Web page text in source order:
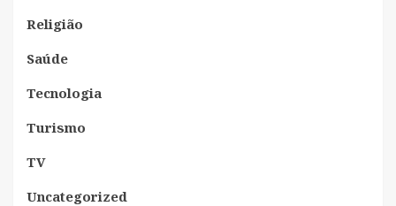
Religião
Saúde
Tecnologia
Turismo
TV
Uncategorized